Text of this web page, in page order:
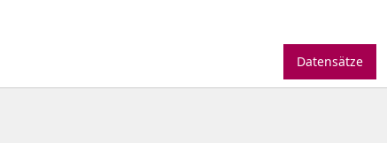
Datensätze